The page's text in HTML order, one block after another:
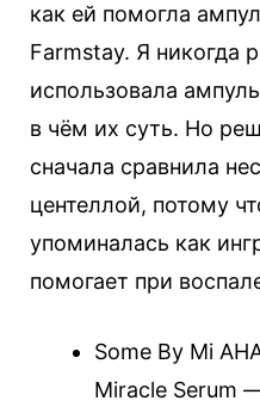
как ей помогла
Farmstay. Я никогда
использовала
в чём их суть. Но
сначала сравнила
центеллой, потому
упоминалась как
помогает при
Some By Mi
Miracle Serum